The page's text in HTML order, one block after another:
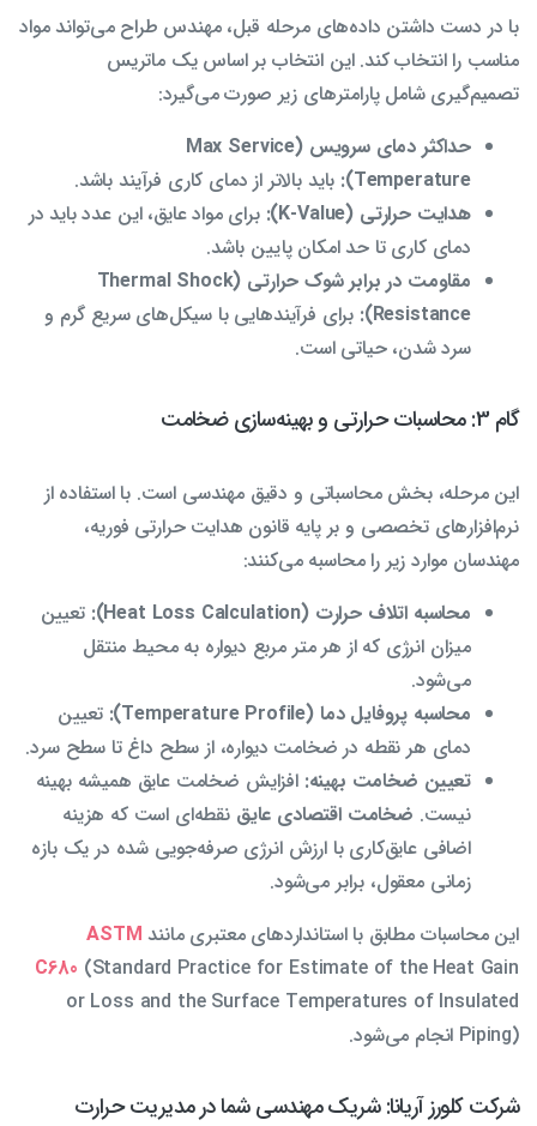
با در دست داشتن داده‌های مرحله قبل، مهندس طراح می‌تواند مواد
مناسب را انتخاب کند. این انتخاب بر اساس یک ماتریس
تصمیم‌گیری شامل پارامترهای زیر صورت می‌گیرد:
حداکثر دمای سرویس (Max Service
Temperature):
باید بالاتر از دمای کاری فرآیند باشد.
هدایت حرارتی (K-Value):
برای مواد عایق، این عدد باید در
دمای کاری تا حد امکان پایین باشد.
مقاومت در برابر شوک حرارتی (Thermal Shock
Resistance):
برای فرآیندهایی با سیکل‌های سریع گرم و
سرد شدن، حیاتی است.
گام 3: محاسبات حرارتی و بهینه‌سازی ضخامت
این مرحله، بخش محاسباتی و دقیق مهندسی است. با استفاده از
نرم‌افزارهای تخصصی و بر پایه قانون هدایت حرارتی فوریه،
مهندسان موارد زیر را محاسبه می‌کنند:
محاسبه اتلاف حرارت (Heat Loss Calculation):
تعیین
میزان انرژی که از هر متر مربع دیواره به محیط منتقل
می‌شود.
محاسبه پروفایل دما (Temperature Profile):
تعیین
دمای هر نقطه در ضخامت دیواره، از سطح داغ تا سطح سرد.
تعیین ضخامت بهینه: افزایش ضخامت عایق همیشه بهینه
نیست. ضخامت اقتصادی عایق نقطه‌ای است که هزینه
اضافی عایق‌کاری با ارزش انرژی صرفه‌جویی شده در یک بازه
زمانی معقول، برابر می‌شود.
این محاسبات مطابق با استانداردهای معتبری مانند ASTM
C680 (Standard Practice for Estimate of the Heat Gain
or Loss and the Surface Temperatures of Insulated
Piping) انجام می‌شود.
شرکت کلورز آریانا: شریک مهندسی شما در مدیریت حرارت